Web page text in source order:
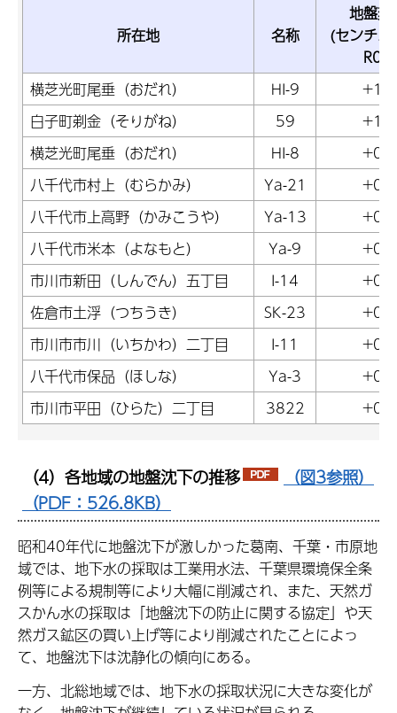
所在地 名称
地盤変
(センチメ
R04
横芝光町尾垂（おだれ）
HI-9
白子町剃金（そりがね）
59
横芝光町尾垂（おだれ）
HI-8
八千代市村上（むらかみ）
Ya-21
八千代市上高野（かみこうや）
Ya-13
八千代市米本（よなもと）
Ya-9
市川市新田（しんでん）五丁目
I-14
佐倉市土浮（つちうき）
SK-23
市川市市川（いちかわ）二丁目
I-11
八千代市保品（ほしな）
Ya-3
市川市平田（ひらた）二丁目
3822
（4）各地域の地盤沈下の推移
（図3参照）
（PDF：526.8KB）
昭和40年代に地盤沈下が激しかった葛南、千葉・市原地
域では、地下水の採取は工業用水法、千葉県環境保全条
例等による規制等により大幅に削減され、また、天然ガ
スかん水の採取は「地盤沈下の防止に関する協定」や天
然ガス鉱区の買い上げ等により削減されたことによっ
て、地盤沈下は沈静化の傾向にある。
一方、北総地域では、地下水の採取状況に大きな変化が